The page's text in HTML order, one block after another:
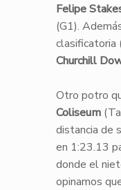
Felipe
(G1).
clasificatoria
Churchill
​​Otro potro
Coliseum
distancia de
en 1:23.13
donde el
opinamos